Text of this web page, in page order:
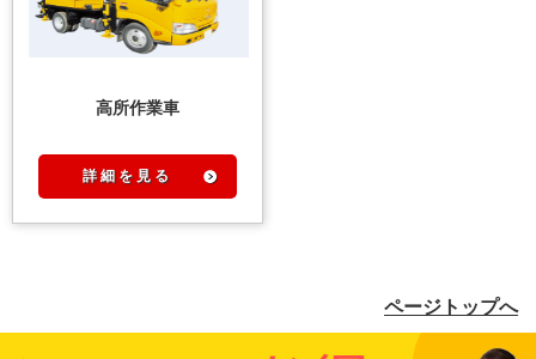
高所作業車
詳 細 を 見 る
ページトップへ